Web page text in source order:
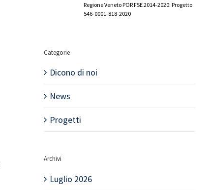
Regione Veneto POR FSE 2014-2020: Progetto
546-0001-818-2020
Categorie
Dicono di noi
News
Progetti
Archivi
Luglio 2026